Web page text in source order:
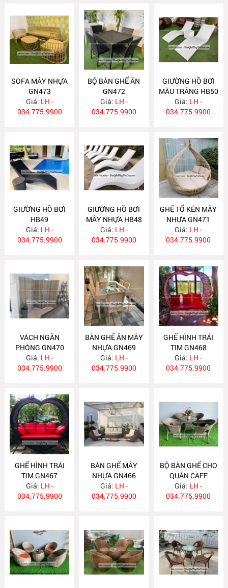
SOFA MÂY NHỰA
GN473
Giá: LH -
034.775.9900
BỘ BÀN GHẾ ĂN
GN472
Giá: LH -
034.775.9900
GIƯỜNG HỒ BƠI
MÀU TRẮNG HB50
Giá: LH -
034.775.9900
GIƯỜNG HỒ BƠI
HB49
Giá: LH -
034.775.9900
GIƯỜNG HỒ BƠI
MÂY NHỰA HB48
Giá: LH -
034.775.9900
GHẾ TỔ KÉN MÂY
NHỰA GN471
Giá: LH -
034.775.9900
VÁCH NGĂN
PHÒNG GN470
Giá: LH -
034.775.9900
BÀN GHẾ ĂN MÂY
NHỰA GN469
Giá: LH -
034.775.9900
GHẾ HÌNH TRÁI
TIM GN468
Giá: LH -
034.775.9900
GHẾ HÌNH TRÁI
TIM GN467
Giá: LH -
034.775.9900
BÀN GHẾ MÂY
NHỰA GN466
Giá: LH -
034.775.9900
BỘ BÀN GHẾ CHO
QUÁN CAFE
GN465
Giá: LH -
034.775.9900